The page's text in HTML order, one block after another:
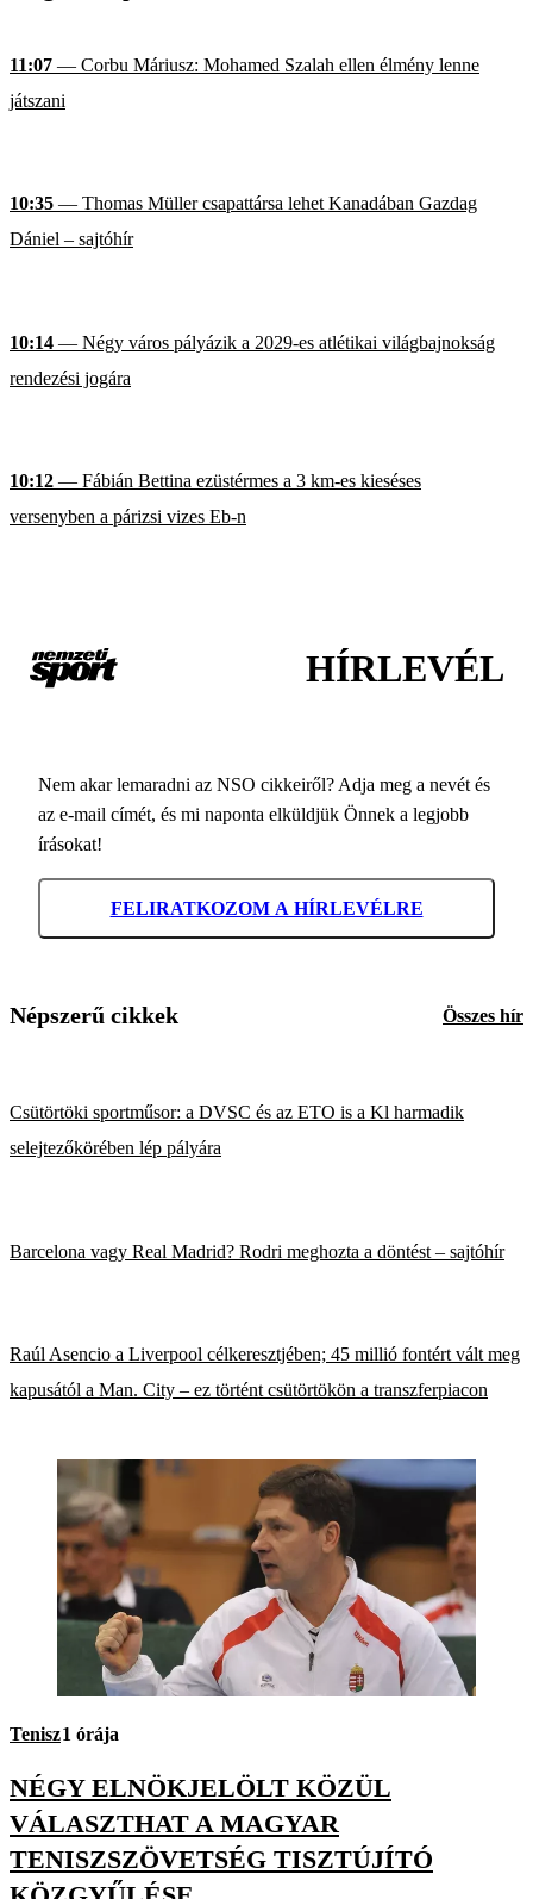
11:07 — Corbu Máriusz: Mohamed Szalah ellen élmény lenne
játszani
10:35 — Thomas Müller csapattársa lehet Kanadában Gazdag
Dániel – sajtóhír
10:14 — Négy város pályázik a 2029-es atlétikai világbajnokság
rendezési jogára
10:12 — Fábián Bettina ezüstérmes a 3 km-es kieséses
versenyben a párizsi vizes Eb-n
HÍRLEVÉL
Nem akar lemaradni az NSO cikkeiről? Adja meg a nevét és
az e-mail címét, és mi naponta elküldjük Önnek a legjobb
írásokat!
FELIRATKOZOM A HÍRLEVÉLRE
Népszerű cikkek Összes hír
Csütörtöki sportműsor: a DVSC és az ETO is a Kl harmadik
selejtezőkörében lép pályára
Barcelona vagy Real Madrid? Rodri meghozta a döntést – sajtóhír
Raúl Asencio a Liverpool célkeresztjében; 45 millió fontért vált meg
kapusától a Man. City – ez történt csütörtökön a transzferpiacon
Tenisz1 órája
NÉGY ELNÖKJELÖLT KÖZÜL
VÁLASZTHAT A MAGYAR
TENISZSZÖVETSÉG TISZTÚJÍTÓ